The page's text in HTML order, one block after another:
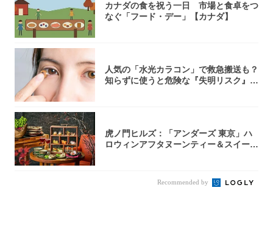
カナダの食を祝う一日 市場と食卓をつ
なぐ「フード・デー」【カナダ】
人気の「水光カラコン」で救急搬送も？
知らずに使うと危険な『失明リスク』と
虎ノ門ヒルズ：「アンダーズ 東京」ハ
ロウィンアフタヌーンティー＆スイーツ
Recommended by